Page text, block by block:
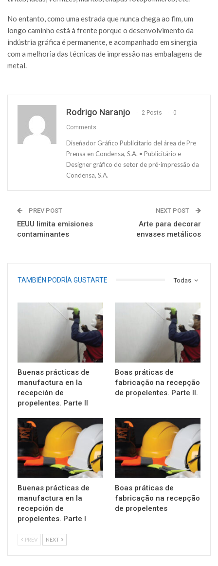
No entanto, como uma estrada que nunca chega ao fim, um
longo caminho está à frente porque o desenvolvimento da
indústria gráfica é permanente, e acompanhado em sinergia
com a melhoria das técnicas de impressão nas embalagens de
metal.
Rodrigo Naranjo 2 Posts 0
Comments
Diseñador Gráfico Publicitario del área de Pre
Prensa en Condensa, S.A. • Publicitário e
Designer gráfico do setor de pré-impressão da
Condensa, S.A.
PREV POST
EEUU limita emisiones
contaminantes
NEXT POST
Arte para decorar
envases metálicos
Todas
TAMBIÉN PODRÍA GUSTARTE
Buenas prácticas de
manufactura en la
recepción de
propelentes. Parte II
Boas práticas de
fabricação na recepção
de propelentes. Parte II.
Buenas prácticas de
manufactura en la
recepción de
propelentes. Parte I
Boas práticas de
fabricação na recepção
de propelentes
PREV NEXT